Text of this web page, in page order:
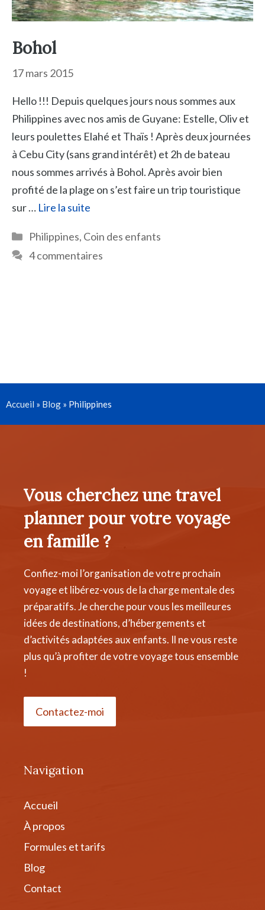
Bohol
17 mars 2015
Hello !!! Depuis quelques jours nous sommes aux
Philippines avec nos amis de Guyane: Estelle, Oliv et
leurs poulettes Elahé et Thaïs ! Après deux journées
à Cebu City (sans grand intérêt) et 2h de bateau
nous sommes arrivés à Bohol. Après avoir bien
profité de la plage on s’est faire un trip touristique
sur … Lire la suite
Catégories
Philippines, Coin des enfants
4 commentaires
Accueil » Blog » Philippines
Vous cherchez une travel
planner pour votre voyage
en famille ?
Confiez-moi l’organisation de votre prochain
voyage et libérez-vous de la charge mentale des
préparatifs. Je cherche pour vous les meilleures
idées de destinations, d’hébergements et
d’activités adaptées aux enfants. Il ne vous reste
plus qu’à profiter de votre voyage tous ensemble
!
Contactez-moi
Navigation
Accueil
À propos
Formules et tarifs
Blog
Contact